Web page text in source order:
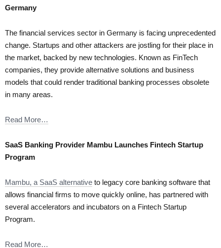
Germany
The financial services sector in Germany is facing unprecedented
change. Startups and other attackers are jostling for their place in
the market, backed by new technologies. Known as FinTech
companies, they provide alternative solutions and business
models that could render traditional banking processes obsolete
in many areas.
Read More…
SaaS Banking Provider Mambu Launches Fintech Startup
Program
Mambu, a SaaS alternative to legacy core banking software that
allows financial firms to move quickly online, has partnered with
several accelerators and incubators on a Fintech Startup
Program.
Read More…